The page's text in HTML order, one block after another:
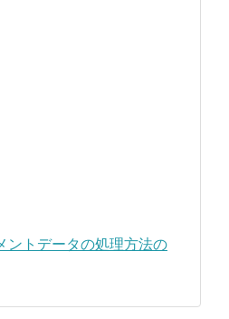
ントデータの処理方法の